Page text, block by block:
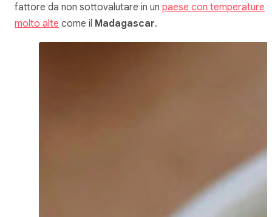
fattore da non sottovalutare in un paese con temperature
molto alte come il Madagascar.